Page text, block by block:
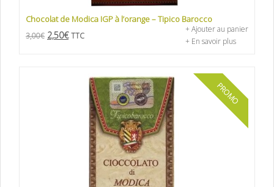
Chocolat de Modica IGP à l’orange – Tipico Barocco
3,00€ 2,50€ TTC
+ Ajouter au panier
+ En savoir plus
PROMO